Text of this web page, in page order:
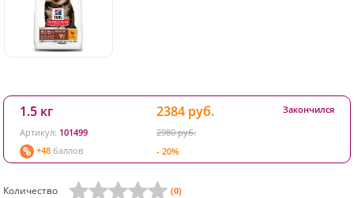
1.5 кг
Артикул: 101499
+48 баллов
2384 руб.
2980 руб.
- 20%
Закончился
Количество (0)